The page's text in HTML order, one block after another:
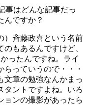
事はどんな記事だっ
ですか？
）斉藤政喜という名前
もあるんですけど、
ったんですね。ライ
っていうので・・・
文章の勉強なんかまっ
タントですよね。いろ
ョンの撮影があったら